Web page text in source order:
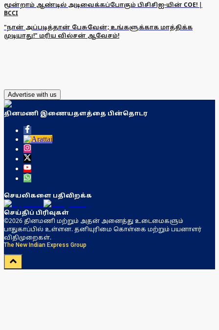
மூன்றாம் ஆண்டில் அடிவைக்கப்போகும் பிசிசிஐ-யின் COE! |
BCCI
"நான் அப்படித்தான் பேசுவேன்; உங்களுக்காக மாத்திக்க
முடியாது!" மரிய வில்சன் ஆவேசம்!
Advertise with us
தினமணி இணையதளத்தை பின்தொடர
செயலிகளை பதிவிறக்க
செய்திப் பிரிவுகள்
©2026 தினமணி மற்றும் அதன் அனைத்து உடைமைகளும்
பாதுகாப்பில் உள்ளன. தனியுரிமை கொள்கை மற்றும் பயனாளர்
விதிமுறைகள்.
The New Indian Express Group